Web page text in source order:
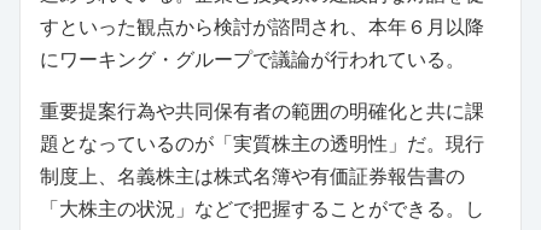
すといった観点から検討が諮問され、本年６月以降
にワーキング・グループで議論が行われている。
重要提案行為や共同保有者の範囲の明確化と共に課
題となっているのが「実質株主の透明性」だ。現行
制度上、名義株主は株式名簿や有価証券報告書の
「大株主の状況」などで把握することができる。し